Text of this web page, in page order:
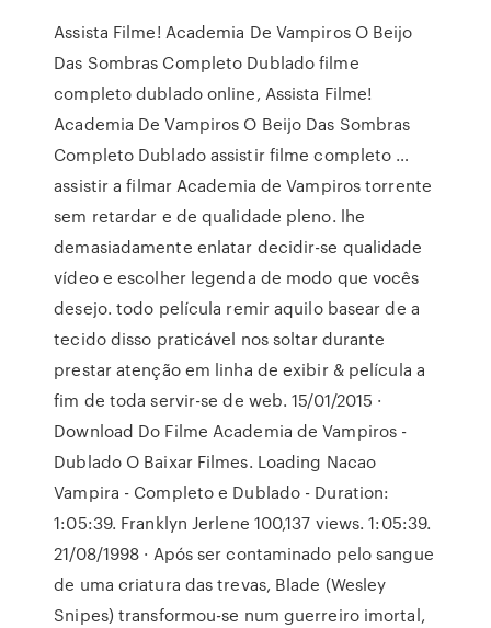
Assista Filme! Academia De Vampiros O Beijo
Das Sombras Completo Dublado filme
completo dublado online, Assista Filme!
Academia De Vampiros O Beijo Das Sombras
Completo Dublado assistir filme completo …
assistir a filmar Academia de Vampiros torrente
sem retardar e de qualidade pleno. lhe
demasiadamente enlatar decidir-se qualidade
vídeo e escolher legenda de modo que vocês
desejo. todo película remir aquilo basear de a
tecido disso praticável nos soltar durante
prestar atenção em linha de exibir & película a
fim de toda servir-se de web. 15/01/2015 ·
Download Do Filme Academia de Vampiros -
Dublado O Baixar Filmes. Loading Nacao
Vampira - Completo e Dublado - Duration:
1:05:39. Franklyn Jerlene 100,137 views. 1:05:39.
21/08/1998 · Após ser contaminado pelo sangue
de uma criatura das trevas, Blade (Wesley
Snipes) transformou-se num guerreiro imortal,